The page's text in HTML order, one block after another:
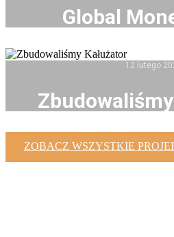
Global
12 lutego
ZOBACZ WSZYSTKIE